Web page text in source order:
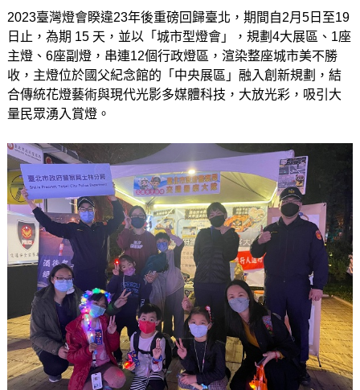
2023臺灣燈會睽違23年後重磅回歸臺北，期間自2月5日至19
日止，為期 15 天，並以「城市型燈會」，規劃4大展區、1座
主燈、6座副燈，串連12個行政燈區，渲染整座城市美不勝
收，主燈位於國父紀念館的「中央展區」融入創新規劃，結
合傳統花燈藝術與現代光影多媒體科技，大放光彩，吸引大
量民眾湧入賞燈。